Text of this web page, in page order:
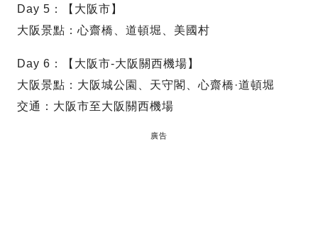
Day 5：【大阪市】
大阪景點：心齋橋、道頓堀、美國村
Day 6：【大阪市-大阪關西機場】
大阪景點：大阪城公園、天守閣、心齋橋·道頓堀
交通：大阪市至大阪關西機場
廣告